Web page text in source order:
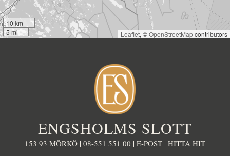
10 km
5 mi
Leaflet, ©OpenStreetMapcontributors
ENGSHOLMS SLOTT
153 93 MÖRKÖ | 08-551 551 00 | E-POST| HITTA HIT